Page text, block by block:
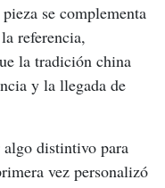
se complementa
referencia,
la tradición china
y la llegada de
algo distintivo para
vez personalizó